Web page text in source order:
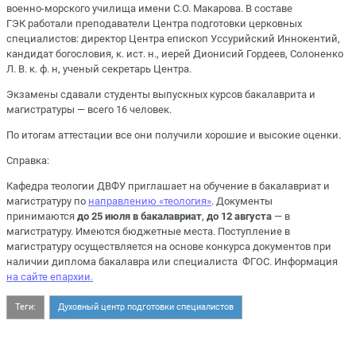
военно-морского училища имени С.О. Макарова. В составе
ГЭК работали преподаватели Центра подготовки церковных
специалистов: директор Центра епископ Уссурийский Иннокентий,
кандидат богословия, к. ист. н., иерей Дионисий Гордеев, Солоненко
Л. В. к. ф. н, ученый секретарь Центра.
Экзамены сдавали студенты выпускных курсов бакалаврита и
магистратуры — всего 16 человек.
По итогам аттестации все они получили хорошие и высокие оценки.
Справка:
Кафедра теологии ДВФУ приглашает на обучение в бакалавриат и
магистратуру по направлению «теология». Документы
принимаются до 25 июля в бакалавриат, до 12 августа — в
магистратуру. Имеются бюджетные места. Поступление в
магистратуру осуществляется на основе конкурса документов при
наличии диплома бакалавра или специалиста ФГОС. Информация
на сайте епархии.
Теги: Духовный центр подготовки специалистов